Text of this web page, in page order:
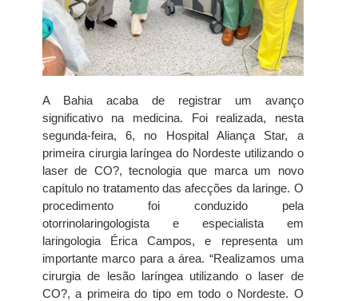
A Bahia acaba de registrar um avanço
significativo na medicina. Foi realizada, nesta
segunda-feira, 6, no Hospital Aliança Star, a
primeira cirurgia laríngea do Nordeste utilizando o
laser de CO?, tecnologia que marca um novo
capítulo no tratamento das afecções da laringe. O
procedimento foi conduzido pela
otorrinolaringologista e especialista em
laringologia Érica Campos, e representa um
importante marco para a área. “Realizamos uma
cirurgia de lesão laríngea utilizando o laser de
CO?, a primeira do tipo em todo o Nordeste. O